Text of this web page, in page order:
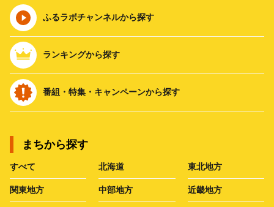
ふるラボチャンネルから探す
ランキングから探す
番組・特集・キャンペーンから探す
まちから探す
すべて 北海道 東北地方
関東地方 中部地方 近畿地方